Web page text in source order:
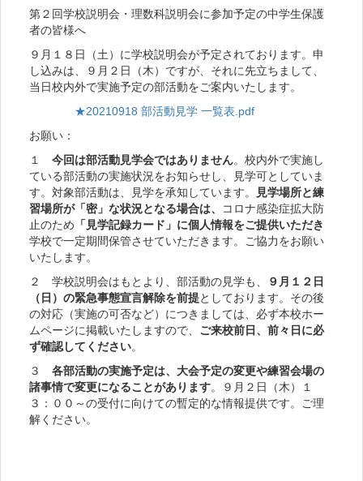
第２回学校説明会・理数科説明会に参加予定の中学生保護
者の皆様へ
９月１８日（土）に学校説明会が予定されております。申
し込みは、９月２日（木）ですが、それに先立ちまして、
当日校内外で実施予定の部活動をご案内いたします。
★20210918 部活動見学 一覧表.pdf
お願い：
１ 今回は部活動見学会ではありません。校内外で実施し
ている部活動の実施状況をお知らせし、見学可としていま
す。対象部活動は、見学を承知しています。
見学場所と練
習場所が「密」な状況となる場合は、
コロナ感染症拡大防
止のため 「見学記録カード」に個人情報をご提供いただき
学校で一定期間保管させていただきます。ご協力をお願い
いたします。
２ 学校説明会はもとより、部活動の見学も、
９月１２日
（日）の緊急事態宣言解除を前提としております。その後
の対応（実施の可否など）につきましては、必ず本校ホー
ムページに掲載いたしますので、 ご来校前日、前々日に必
ず確認してください。
３ 各部活動の実施予定は、大会予定の変更や練習会場の
諸事情で変更になることがあります。９月２日（木）１
３：００～の受付に向けての暫定的な情報提供です。ご理
解ください。